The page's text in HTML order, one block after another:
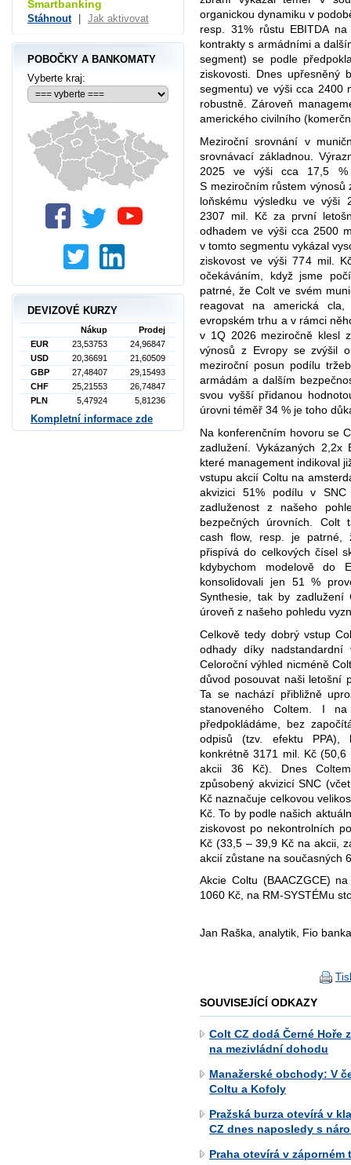
organickou dynamiku v
resp. 31% růstu EBITDA
kontrakty s armádními a
segment) se podle
ziskovosti. Dnes upřesněný
segmentu) ve výši cca 2400
robustně. Zároveň
amerického civilního
Meziroční srovnání v
srovnávací základnou.
2025 ve výši cca 17,5 %
S meziročním růstem výnosů
loňskému výsledku ve výši
2307 mil. Kč za první
odhadem ve výši cca 2500
v tomto segmentu vykázal
ziskovost ve výši 774 mil.
očekáváním, když jsme
patrné, že Colt ve svém
reagovat na americká
evropském trhu a v rámci
v 1Q 2026 meziročně klesl
výnosů z Evropy se zvýšil
meziroční posun podílu
armádám a dalším
svou vyšší přidanou
úrovni téměř 34 % je toho
Na konferenčním hovoru se
zadlužení. Vykázaných 2,2x
které management indikoval
vstupu akcií Coltu na
akvizici 51% podílu v
zadluženost z našeho
bezpečných úrovních. Colt
cash flow, resp. je patrné,
přispívá do celkových čísel
kdybychom modelově do
konsolidovali jen 51 %
Synthesie, tak by
úroveň z našeho pohledu
Celkově tedy dobrý vstup
odhady díky nadstandardní
Celoroční výhled nicméně
důvod posouvat naši letošní
Ta se nachází přibližně
stanoveného Coltem. I
předpokládáme, bez
odpisů (tzv. efektu PPA),
konkrétně 3171 mil. Kč
akcii 36 Kč). Dnes
způsobený akvizicí SNC
Kč naznačuje celkovou
Kč. To by podle našich
ziskovost po nekontrolních
Kč (33,5 – 39,9 Kč na akcii,
akcií zůstane na současných
Akcie Coltu (BAACZGCE)
1060 Kč, na RM-SYSTÉMu
Jan Raška, analytik, Fio
SOUVISEJÍCÍ ODKAZY
Colt CZ dodá Černé Hoře
na mezivládní dohodu
Manažerské obchody: V
Coltu a Kofoly
Pražská burza otevírá v
CZ dnes naposledy s
Praha otevírá v
Smartbanking
Stáhnout Jak aktivovat
POBOČKY A BANKOMATY
Vyberte kraj:
DEVIZOVÉ KURZY
Nákup
Prodej
EUR
23,53753
24,96847
USD
20,36691
21,60509
GBP
27,48407
29,15493
CHF
25,21553
26,74847
PLN
5,47924 5,81236
Kompletní informace zde